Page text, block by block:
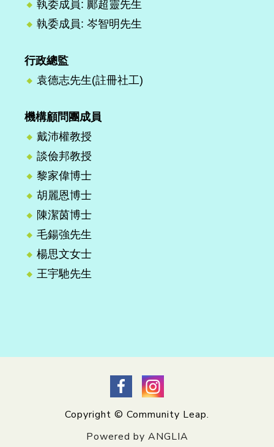
執委成員: 鄺超靈先生
執委成員: 岑智明先生
行政總監
袁德志先生(註冊社工)
機構顧問團成員
戴沛權教授
談儉邦教授
黎家偉博士
胡麗恩博士
陳潔茵博士
毛鍚強先生
楊思文女士
王宇馳先生
Copyright © Community Leap.
Powered by ANGLIA